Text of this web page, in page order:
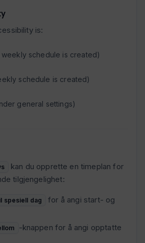
is:
schedule is created)
schedule is created)
general settings)
kan du opprette en timeplan for
tilgjengelighet:
spesiell dag
for å angi start- og
-knappen for å angi opptatte